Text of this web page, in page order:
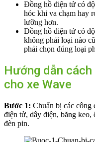
Đồng hồ điện tử có
hóc khi va chạm hay
lưỡng hơn.
Đồng hồ điện tử có
không phải loại nào
phải chọn đúng loại
Hướng dẫn
cho xe Wave
Bước 1: Chuẩn bị các công
điện tử, dây điện, băng
đèn pin.